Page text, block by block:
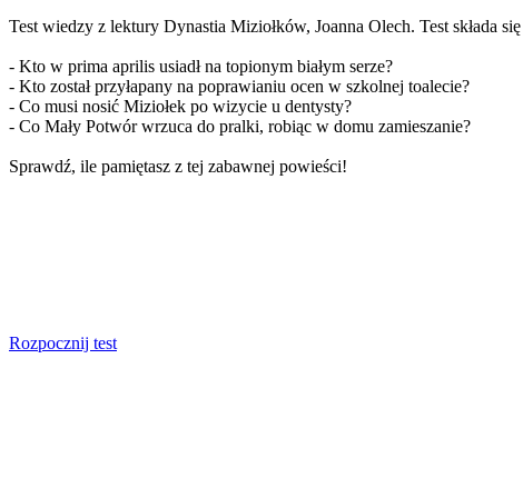
Test wiedzy z lektury Dynastia Miziołków, Joanna Olech. Test składa
- Kto w prima aprilis usiadł na topionym białym serze?
- Kto został przyłapany na poprawianiu ocen w szkolnej toalecie?
- Co musi nosić Miziołek po wizycie u dentysty?
- Co Mały Potwór wrzuca do pralki, robiąc w domu zamieszanie?
Sprawdź, ile pamiętasz z tej zabawnej powieści!
Rozpocznij test